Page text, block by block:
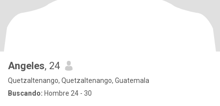
Angeles, 24
Quetzaltenango, Quetzaltenango, Guatemala
Buscando: Hombre 24 - 30